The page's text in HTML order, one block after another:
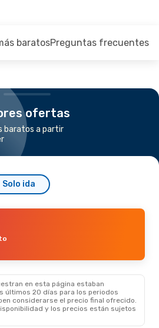
baratosPreguntas frecuentes
ofertas
baratos a partir
Solo ida
26 De Sep.
en esta página estaban
últimos 20 días para los periodos
considerarse el precio final ofrecido.
y los precios están sujetos